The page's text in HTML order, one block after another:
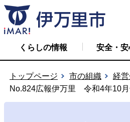
くらしの情報 安全・安
トップページ 市の組織 経
No.824広報伊万里 令和4年10